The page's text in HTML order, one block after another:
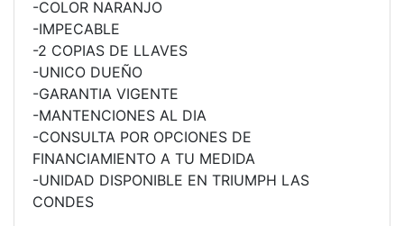
Precio desde $28.590.000
TIGER SPORT 660
Precio desde $8.490.000
-COLOR NARANJO
-IMPECABLE
-2 COPIAS DE LLAVES
-UNICO DUEÑO
-GARANTIA VIGENTE
-MANTENCIONES AL DIA
-CONSULTA POR OPCIONES DE
FINANCIAMIENTO A TU MEDIDA
-UNIDAD DISPONIBLE EN TRIUMPH LAS
CONDES